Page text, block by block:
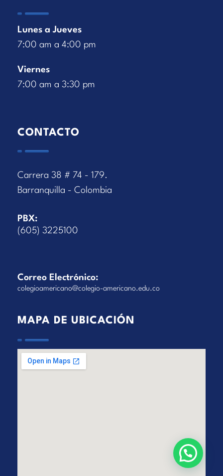
Lunes a Jueves
7:00 am a 4:00 pm
Viernes
7:00 am a 3:30 pm
CONTACTO
Carrera 38 # 74 - 179.
Barranquilla - Colombia
PBX:
(605) 3225100
Correo Electrónico:
colegioamericano@colegio-americano.edu.co
MAPA DE UBICACIÓN